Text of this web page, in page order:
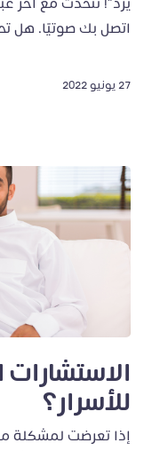
يرد”! تتحدث مع آخر
اتصل بك صوتيًا. هل
27 يونيو 2022
للأسرار؟
إذا تعرضت لمشكلة